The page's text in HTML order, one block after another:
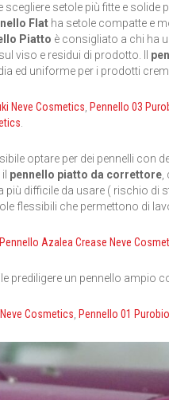
scegliere setole più fitte e
Flat ha setole compatte e
Piatto è consigliato a chi ha
viso e residui di prodotto. Il
ed uniforme per i prodotti
Neve Cosmetics Pennello 03
optare per dei pennelli con
pennello piatto da correttore
difficile da usare ( rischio di
flessibili che permettono di
Pennello Azalea Crease Neve
prediligere un pennello ampio
Cosmetics Pennello 01 Purobio